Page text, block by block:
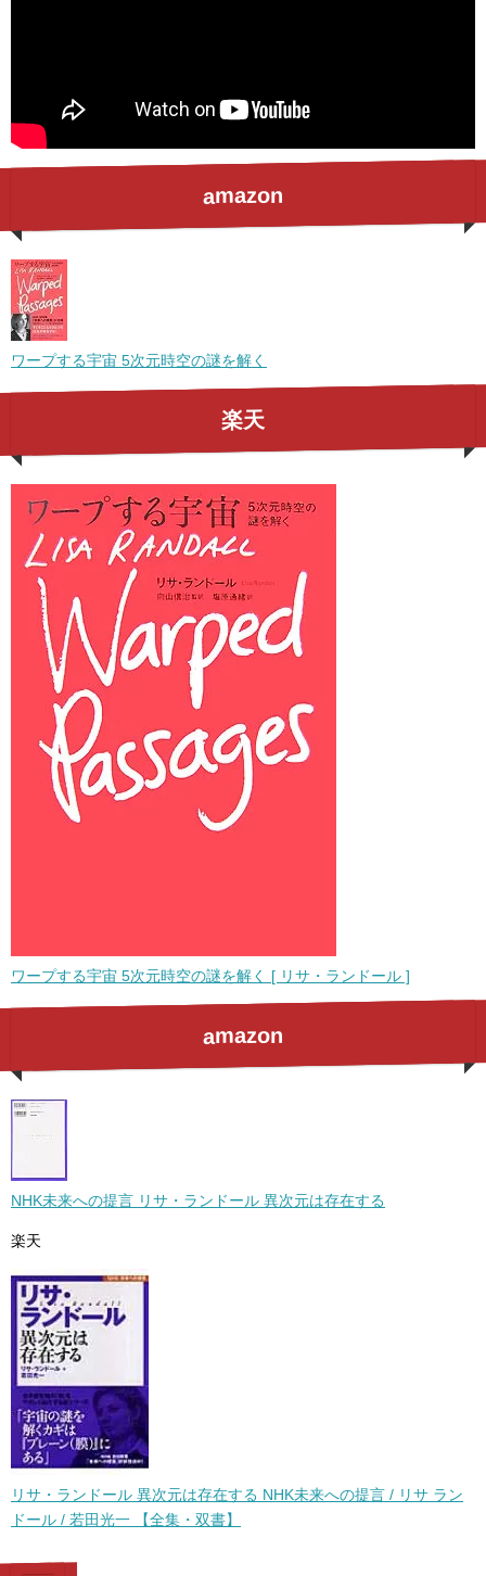
amazon
ワープする宇宙 5次元時空の謎を解く
楽天
ワープする宇宙 5次元時空の謎を解く [ リサ・ランドール ]
amazon
NHK未来への提言 リサ・ランドール 異次元は存在する
楽天
リサ・ランドール 異次元は存在する NHK未来への提言 / リサ ラン
ドール / 若田光一 【全集・双書】